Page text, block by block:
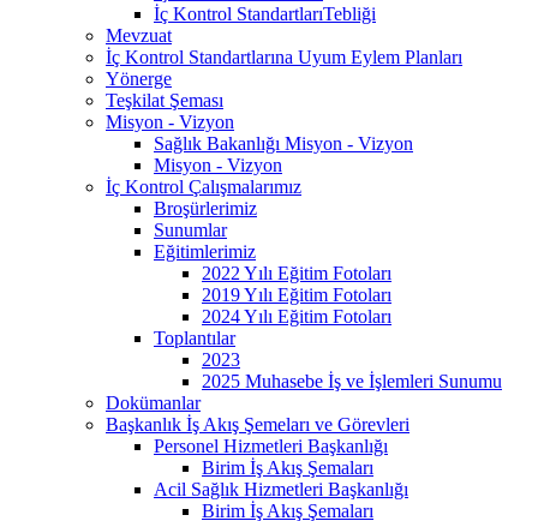
İç Kontrol StandartlarıTebliği
Mevzuat
İç Kontrol Standartlarına Uyum Eylem Planları
Yönerge
Teşkilat Şeması
Misyon - Vizyon
Sağlık Bakanlığı Misyon - Vizyon
Misyon - Vizyon
İç Kontrol Çalışmalarımız
Broşürlerimiz
Sunumlar
Eğitimlerimiz
2022 Yılı Eğitim Fotoları
2019 Yılı Eğitim Fotoları
2024 Yılı Eğitim Fotoları
Toplantılar
2023
2025 Muhasebe İş ve İşlemleri Sunumu
Dokümanlar
Başkanlık İş Akış Şemeları ve Görevleri
Personel Hizmetleri Başkanlığı
Birim İş Akış Şemaları
Acil Sağlık Hizmetleri Başkanlığı
Birim İş Akış Şemaları